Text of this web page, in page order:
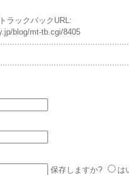
ラックバックURL:
blog/mt-tb.cgi/8405
保存しますか?
は